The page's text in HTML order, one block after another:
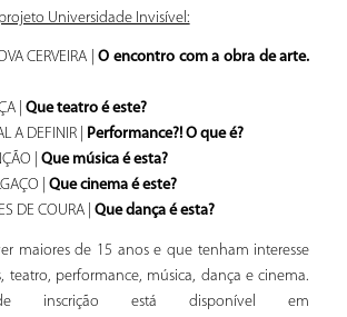
Universidade Invisível:
CERVEIRA |O encontro com a obra de arte.
|
Que teatro é este?
A DEFINIR | Performance?! O que é?
| Que música é esta?
| Que cinema é este?
DE COURA | Que dança é esta?
maiores de 15 anos e que tenham interesse
teatro, performance, música, dança e cinema.
inscrição está disponível em